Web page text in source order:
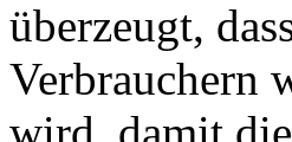
überzeugt,
Verbrauchern
wird, damit